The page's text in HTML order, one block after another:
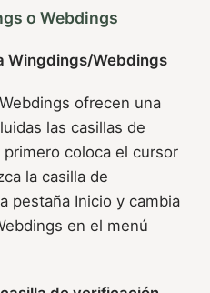
o Webdings
Wingdings/Webdings
ofrecen una
las casillas de
coloca el cursor
la casilla de
pestaña Inicio y cambia
en el menú